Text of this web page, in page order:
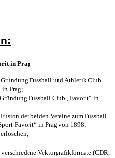
in Prag
Gründung Fussball und Athletik Club
in Prag;
Fussball Club „Favorit“ in
der beiden Vereine zum Fussball
Favorit“ in Prag von 1898;
Vektorgrafikformate (CDR,